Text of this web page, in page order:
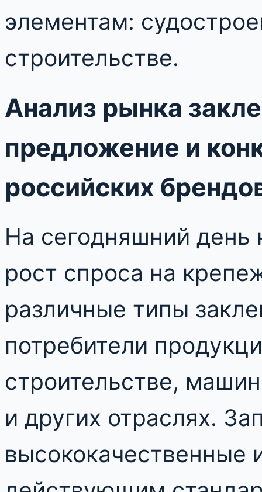
элементам:
строительстве.
Анализ рынка
предложение и
российских
На сегодняшний день
рост спроса на
различные типы
потребители
строительстве,
и других отраслях.
высококачественные